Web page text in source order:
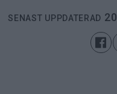
SENAST UPPDATERAD